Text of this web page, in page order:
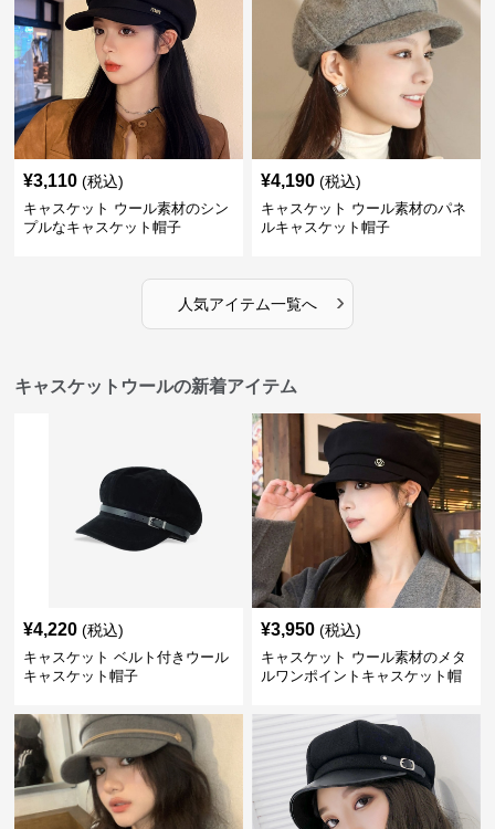
¥3,110 (税込)
キャスケット ウール素材のシン
プルなキャスケット帽子
¥4,190 (税込)
キャスケット ウール素材のパネ
ルキャスケット帽子
人気アイテム一覧へ ›
キャスケットウールの新着アイテム
¥4,220 (税込)
キャスケット ベルト付きウール
キャスケット帽子
¥3,950 (税込)
キャスケット ウール素材のメタ
ルワンポイントキャスケット帽